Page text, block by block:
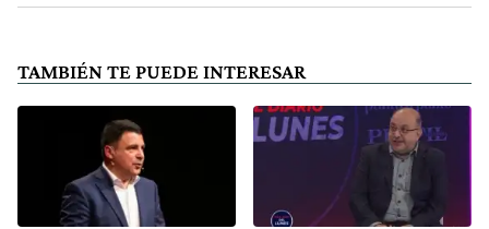
TAMBIÉN TE PUEDE INTERESAR